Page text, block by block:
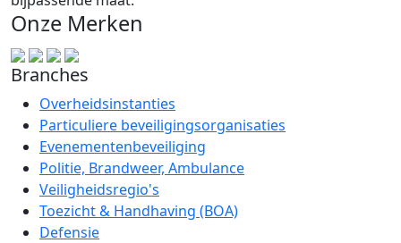
Onze Merken
Branches
Overheidsinstanties
Particuliere beveiligingsorganisaties
Evenementenbeveiliging
Politie, Brandweer, Ambulance
Veiligheidsregio's
Toezicht & Handhaving (BOA)
Defensie